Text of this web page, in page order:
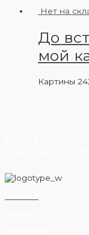
Нет на
До
мой
Картины